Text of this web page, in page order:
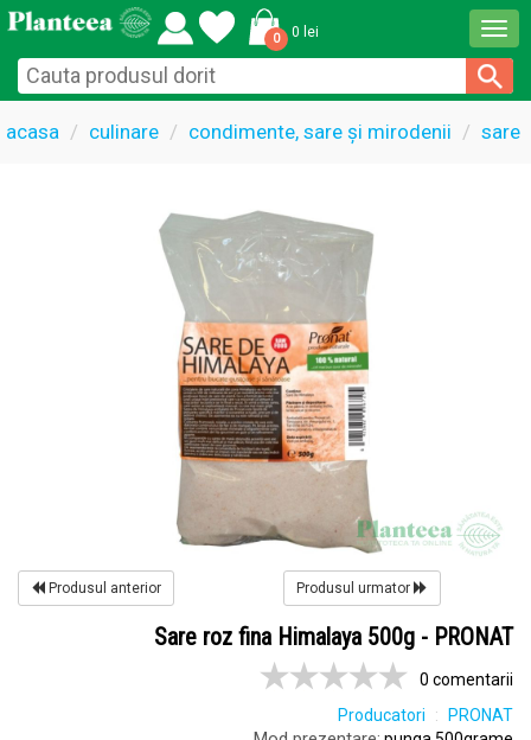
0 0 lei
acasa culinare condimente, sare și mirodenii sare
Produsul anterior Produsul urmator
Sare roz fina Himalaya 500g - PRONAT
0 comentarii
Producatori
PRONAT